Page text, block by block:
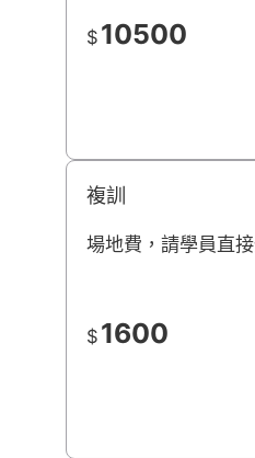
$ 10500
複訓
場地費，請學員直
$ 1600